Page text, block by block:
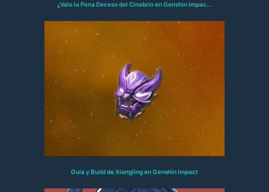
¿Vale la Pena Deceso del Cinabrio en Genshin Impac...
Guía y Build de Xiangling en Genshin Impact